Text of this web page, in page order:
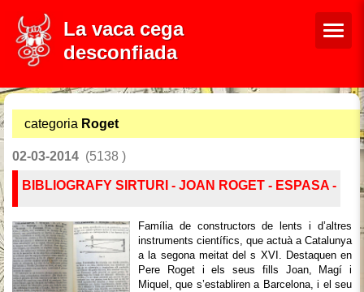
La vaca cega
desconfiada
categoria Roget
02-03-2014 (5138 )
BIBLIOGRAFY SIRTURI - JOAN ROGET - ESPASA -
Família de constructors de lents i d’altres
instruments científics, que actuà a Catalunya
a la segona meitat del s XVI. Destaquen en
Pere Roget i els seus fills Joan, Magí i
Miquel, que s’establiren a Barcelona, i el seu